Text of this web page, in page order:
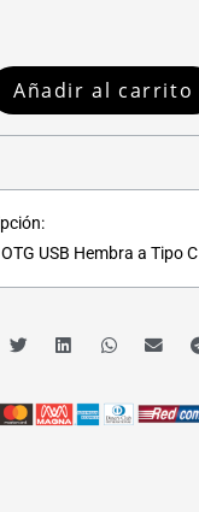
Añadir al carrito
USB Hembra a Tipo C